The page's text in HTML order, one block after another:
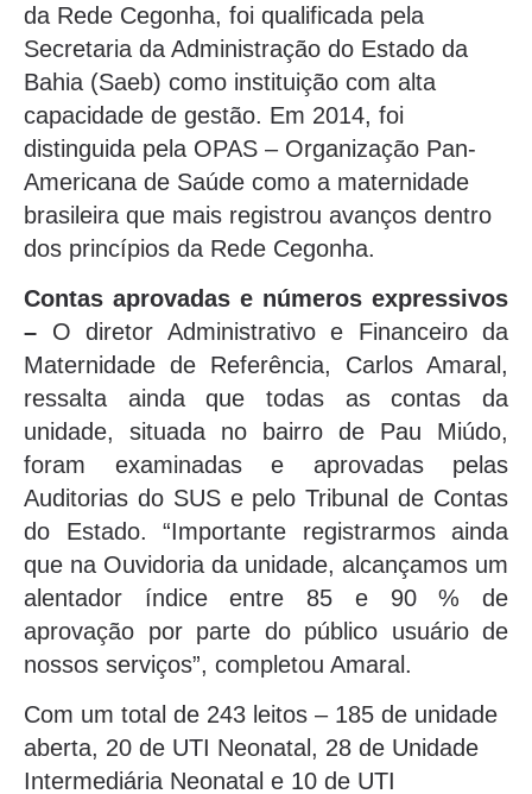
da Rede Cegonha, foi qualificada pela
Secretaria da Administração do Estado da
Bahia (Saeb) como instituição com alta
capacidade de gestão. Em 2014, foi
distinguida pela OPAS – Organização Pan-
Americana de Saúde como a maternidade
brasileira que mais registrou avanços dentro
dos princípios da Rede Cegonha.
Contas aprovadas e números expressivos
– O diretor Administrativo e Financeiro da
Maternidade de Referência, Carlos Amaral,
ressalta ainda que todas as contas da
unidade, situada no bairro de Pau Miúdo,
foram examinadas e aprovadas pelas
Auditorias do SUS e pelo Tribunal de Contas
do Estado. “Importante registrarmos ainda
que na Ouvidoria da unidade, alcançamos um
alentador índice entre 85 e 90 % de
aprovação por parte do público usuário de
nossos serviços”, completou Amaral.
Com um total de 243 leitos – 185 de unidade
aberta, 20 de UTI Neonatal, 28 de Unidade
Intermediária Neonatal e 10 de UTI